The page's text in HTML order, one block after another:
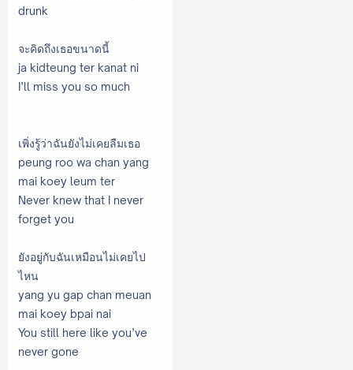
drunk
จะคิดถึงเธอขนาดนี้
ja kidteung ter kanat ni
I’ll miss you so much
เพิ่งรู้ว่าฉันยังไม่เคยลืมเธอ
peung roo wa chan yang
mai koey leum ter
Never knew that I never
forget you
ยังอยู่กับฉันเหมือนไม่เคยไป
ไหน
yang yu gap chan meuan
mai koey bpai nai
You still here like you’ve
never gone